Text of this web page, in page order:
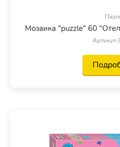
Мозаика "puzzle" 60
Артикул